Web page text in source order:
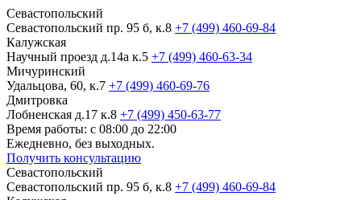
Севастопольский
Севастопольский пр. 95 б, к.8 +7 (499) 460-69-84
Калужская
Научный проезд д.14а к.5 +7 (499) 460-63-34
Мичуринский
Удальцова, 60, к.7 +7 (499) 460-69-76
Дмитровка
Лобненская д.17 к.8 +7 (499) 450-63-77
Время работы: с 08:00 до 22:00
Ежедневно, без выходных.
Получить консультацию
Севастопольский
Севастопольский пр. 95 б, к.8 +7 (499) 460-69-84